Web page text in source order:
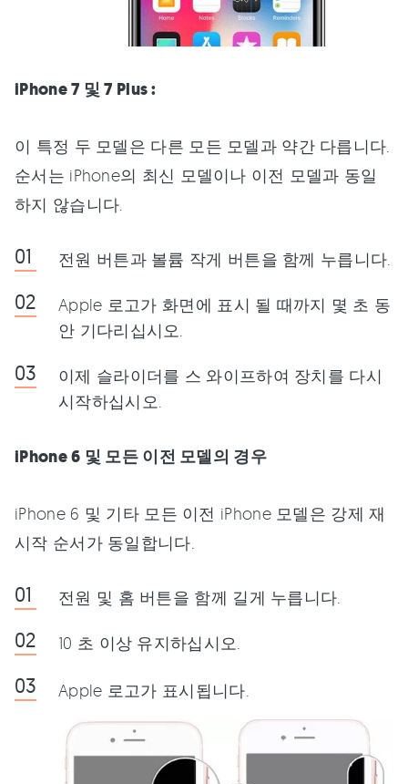
iPhone 7 및 7 Plus :
이 특정 두 모델은 다른 모든 모델과 약간 다릅니다.
순서는 iPhone의 최신 모델이나 이전 모델과 동일
하지 않습니다.
전원 버튼과 볼륨 작게 버튼을 함께 누릅니다.
Apple 로고가 화면에 표시 될 때까지 몇 초 동
안 기다리십시오.
이제 슬라이더를 스 와이프하여 장치를 다시
시작하십시오.
iPhone 6 및 모든 이전 모델의 경우
iPhone 6 및 기타 모든 이전 iPhone 모델은 강제 재
시작 순서가 동일합니다.
전원 및 홈 버튼을 함께 길게 누릅니다.
10 초 이상 유지하십시오.
Apple 로고가 표시됩니다.